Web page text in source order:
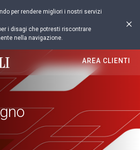
per rendere migliori i nostri servizi
i disagi che potresti riscontrare
nella navigazione.
AREA CLIENTI